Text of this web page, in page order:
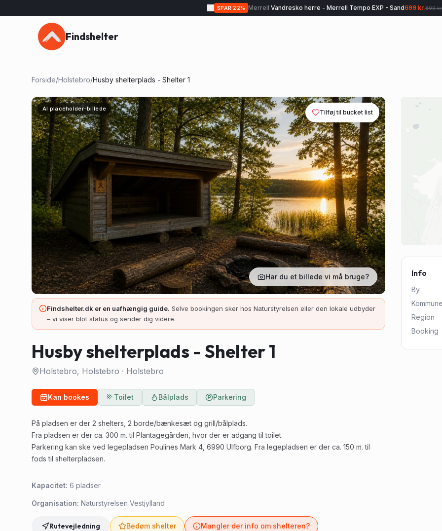
SPAR 22% Merrell Vandresko herre - Merrell Tempo EXP - Sand699 kr.899
Findshelter
Forside/Holstebro/Husby shelterplads - Shelter 1
AI placeholder-billede Tilføj til bucket list
Har du et billede vi må bruge?
Findshelter.dk er en uafhængig guide. Selve bookingen sker hos Naturstyrelsen eller den lokale udbyder
– vi viser blot status og sender dig videre.
Husby shelterplads - Shelter 1
Holstebro, Holstebro · Holstebro
Kan bookes Toilet Bålplads Parkering
På pladsen er der 2 shelters, 2 borde/bænkesæt og grill/bålplads.
Fra pladsen er der ca. 300 m. til Plantagegården, hvor der er adgang til toilet.
Parkering kan ske ved legepladsen Poulines Mark 4, 6990 Ulfborg. Fra legepladsen er der ca. 150 m. til
fods til shelterpladsen.
Kapacitet: 6 pladser
Organisation: Naturstyrelsen Vestjylland
Rutevejledning Bedøm shelter Mangler der info om shelteren?
Info
By
Kommune
Region
Booking